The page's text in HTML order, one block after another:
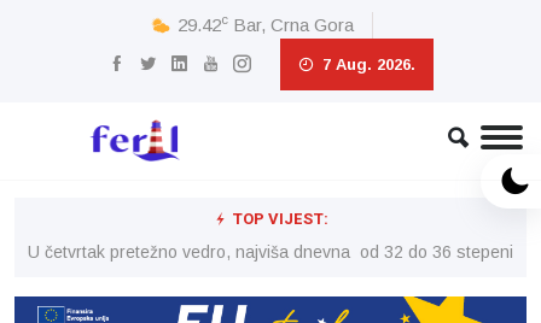
29.42c Bar, Crna Gora
7 Aug. 2026.
TOP VIJEST:
U četvrtak pretežno vedro, najviša dnevna od 32 do 36 stepeni